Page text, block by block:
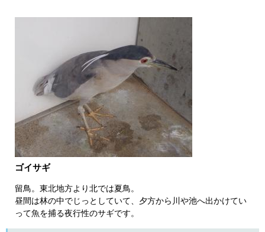
ゴイサギ
留鳥。東北地方より北では夏鳥。
昼間は林の中でじっとしていて、夕方から川や池へ出かけてい
って魚を捕る夜行性のサギです。